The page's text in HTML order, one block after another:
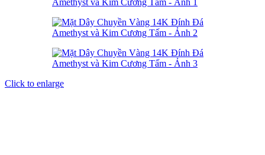
Click to enlarge